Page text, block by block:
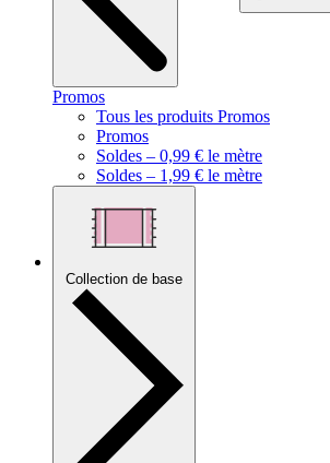
Promos
Tous les produits Promos
Promos
Soldes – 0,99 € le mètre
Soldes – 1,99 € le mètre
Collection de base